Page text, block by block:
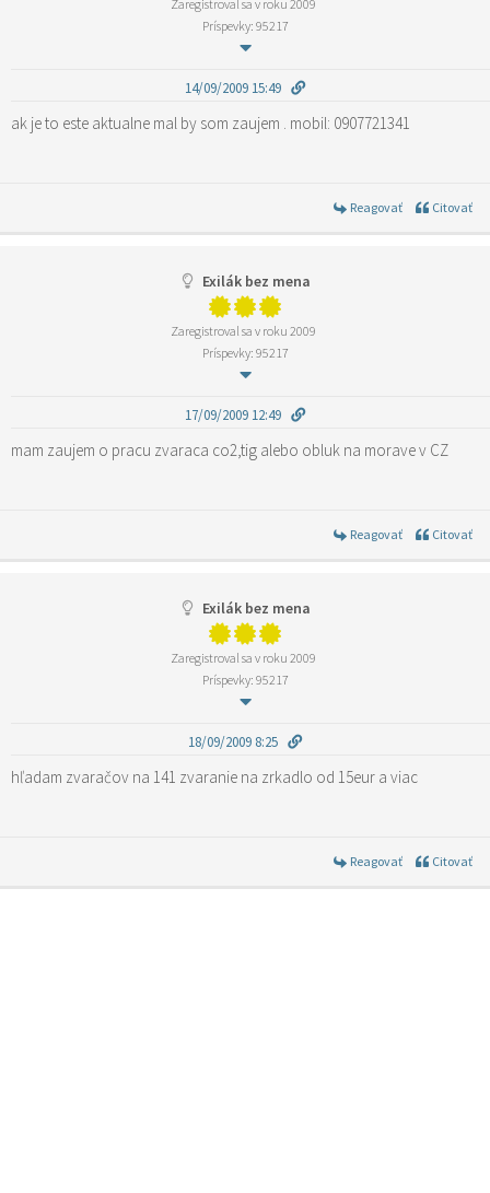
Zaregistroval sa v roku 2009
Príspevky: 95217
14/09/2009 15:49
ak je to este aktualne mal by som zaujem . mobil: 0907721341
Reagovať Citovať
Exilák bez mena
Zaregistroval sa v roku 2009
Príspevky: 95217
17/09/2009 12:49
mam zaujem o pracu zvaraca co2,tig alebo obluk na morave v CZ
Reagovať Citovať
Exilák bez mena
Zaregistroval sa v roku 2009
Príspevky: 95217
18/09/2009 8:25
hľadam zvaračov na 141 zvaranie na zrkadlo od 15eur a viac
Reagovať Citovať